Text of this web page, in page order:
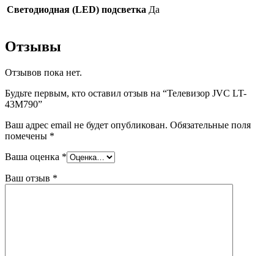
Светодиодная (LED) подсветка Да
Отзывы
Отзывов пока нет.
Будьте первым, кто оставил отзыв на “Телевизор JVC LT-
43M790”
Ваш адрес email не будет опубликован. Обязательные поля
помечены *
Ваша оценка *
Ваш отзыв *